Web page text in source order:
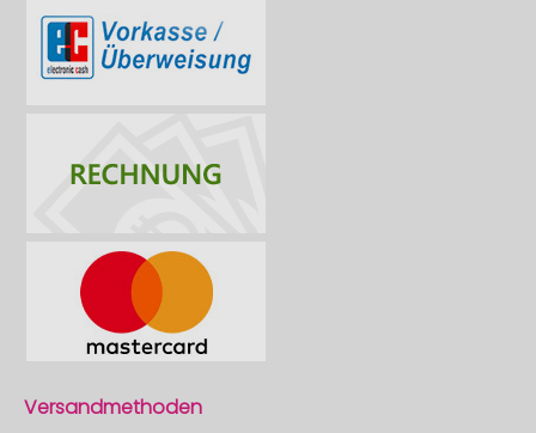
Versandmethoden